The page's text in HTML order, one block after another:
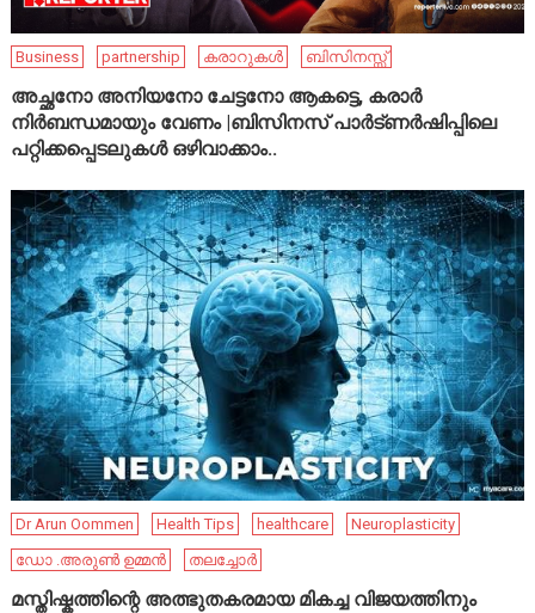
Business partnership കരാറുകൾ ബിസിനസ്സ്
അച്ഛനോ അനിയനോ ചേട്ടനോ ആകട്ടെ, കരാർ
നിർബന്ധമായും വേണം |ബിസിനസ് പാർട്ണർഷിപ്പിലെ
പറ്റിക്കപ്പെടലുകൾ ഒഴിവാക്കാം..
Dr Arun Oommen Health Tips healthcare
Neuroplasticity
ഡോ .അരുൺ ഉമ്മൻ
തലച്ചോർ
മസ്തിഷ്കത്തിന്റെ അത്ഭുതകരമായ മികച്ച വിജയത്തിനും